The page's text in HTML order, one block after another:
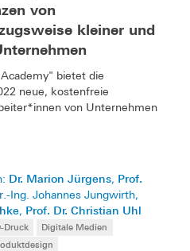
von
kleiner und
bietet die
neue, kostenfreie
von Unternehmen
Dr. Marion Jürgens, Prof.
Ing. Johannes Jungwirth,
, Prof. Dr. Christian Uhl
Druck
Digitale Medien